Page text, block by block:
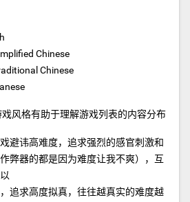
Chinese
Chinese
风格有助于理解游戏列表的内容分布
避讳高难度，追求强烈的感官刺激和
弊器的都是因为难度让我不爽），互
追求高度拟真，往往越真实的难度越